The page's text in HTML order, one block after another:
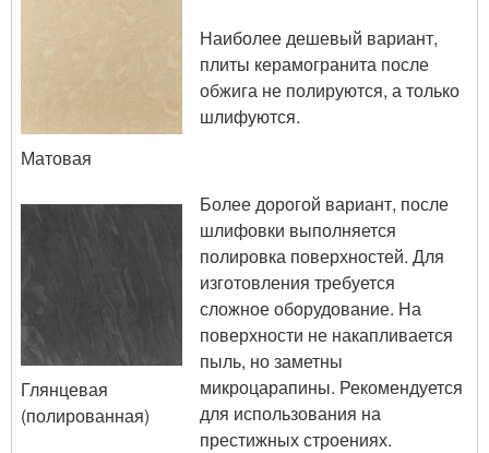
Матовая
Наиболее дешевый вариант,
плиты керамогранита после
обжига не полируются, а только
шлифуются.
Глянцевая
(полированная)
Более дорогой вариант, после
шлифовки выполняется
полировка поверхностей. Для
изготовления требуется
сложное оборудование. На
поверхности не накапливается
пыль, но заметны
микроцарапины. Рекомендуется
для использования на
престижных строениях.